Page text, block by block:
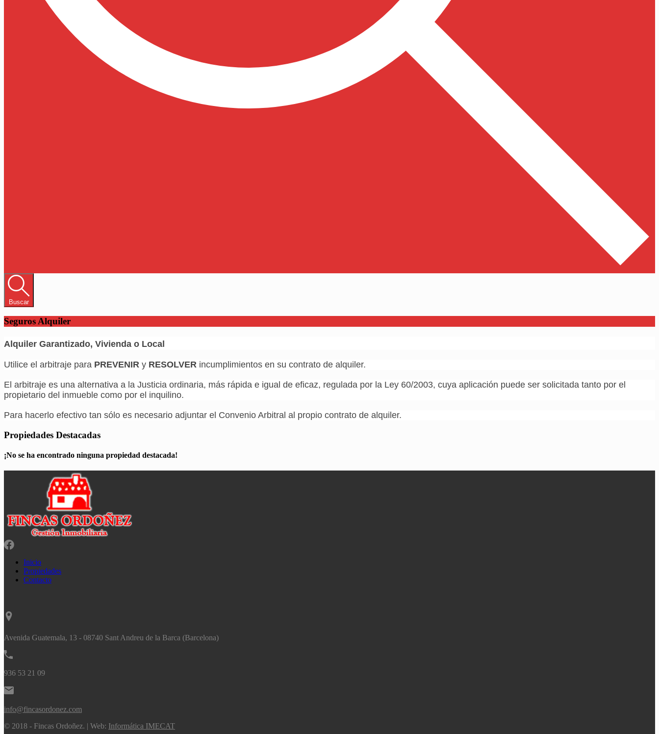
Buscar
Seguros Alquiler
Alquiler Garantizado, Vivienda o Local
Utilice el arbitraje para PREVENIR y RESOLVER incumplimientos en su contrato de alquiler.
El arbitraje es una alternativa a la Justicia ordinaria, más rápida e igual de eficaz, regulada por la Ley 60/2003, cuya aplicación puede ser solicitada tanto por el
propietario del inmueble como por el inquilino.
Para hacerlo efectivo tan sólo es necesario adjuntar el Convenio Arbitral al propio contrato de alquiler.
Propiedades Destacadas
¡No se ha encontrado ninguna propiedad destacada!
Inicio
Propiedades
Contacto
Avenida Guatemala, 13 - 08740 Sant Andreu de la Barca (Barcelona)
936 53 21 09
info@fincasordonez.com
© 2018 - Fincas Ordoñez. | Web: Informática IMECAT